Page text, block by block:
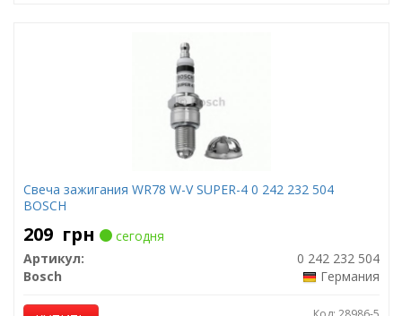
Свеча зажигания WR78 W-V SUPER-4 0 242 232 504
BOSCH
209 грн
сегодня
Артикул:
0 242 232 504
Bosch
Германия